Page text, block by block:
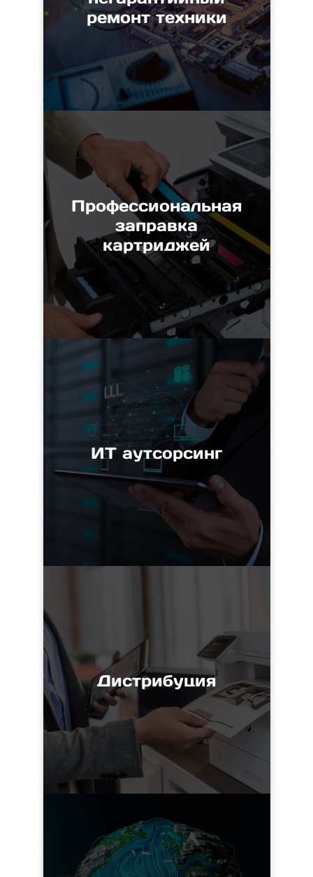
ремонт техники
Профессиональная
заправка
картриджей
ИТ аутсорсинг
Дистрибуция